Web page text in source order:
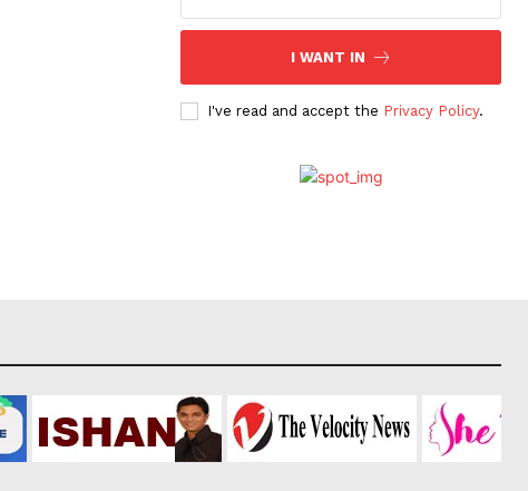
I WANT IN
I've read and accept the Privacy Policy.